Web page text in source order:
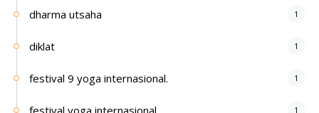
dharma utsaha 1
diklat 1
festival 9 yoga internasional. 1
1